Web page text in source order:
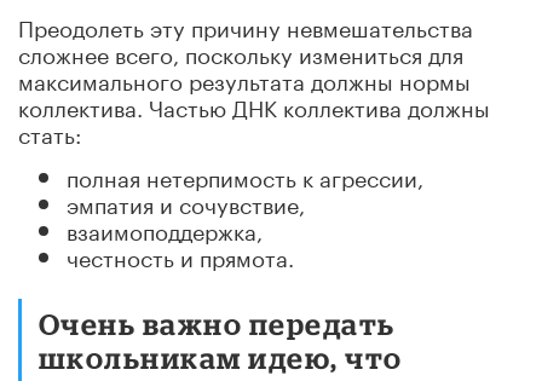
Преодолеть эту причину невмешательства
сложнее всего, поскольку измениться для
максимального результата должны нормы
коллектива. Частью ДНК коллектива должны
стать:
полная нетерпимость к агрессии,
эмпатия и сочувствие,
взаимоподдержка,
честность и прямота.
Очень важно передать
школьникам идею, что